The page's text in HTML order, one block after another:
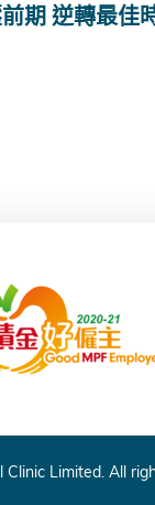
期 逆轉最佳
Limited. All